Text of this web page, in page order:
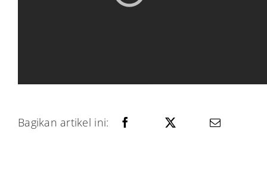
Bagikan artikel ini: